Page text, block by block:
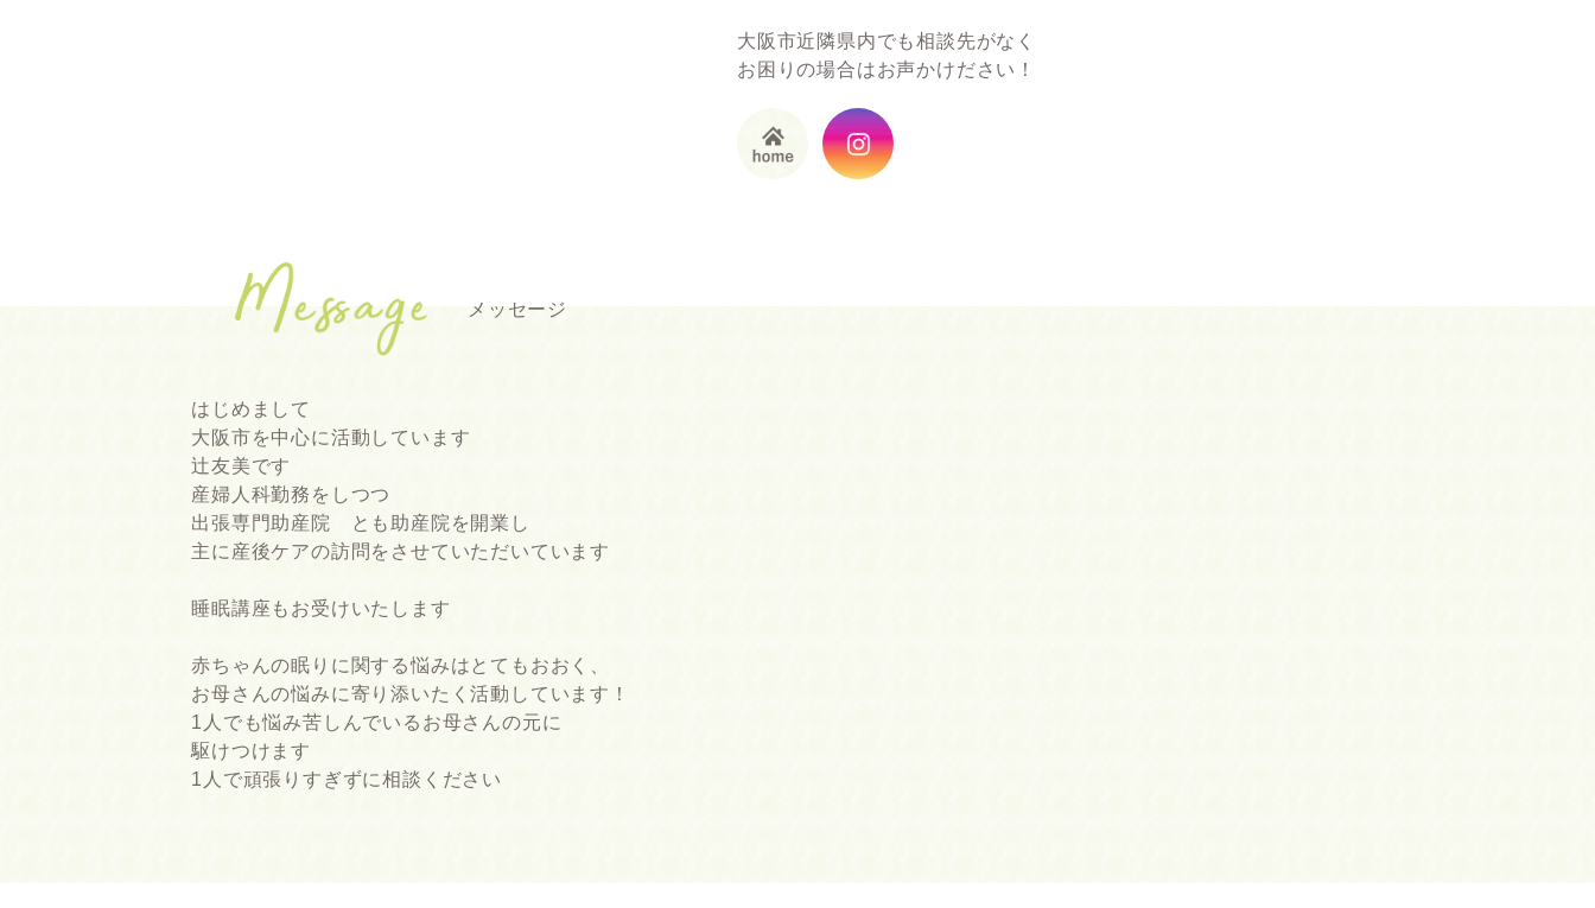
大阪市近隣県内でも相談先がなく
お困りの場合はお声かけださい！
メッセージ
はじめまして
大阪市を中心に活動しています
辻友美です
産婦人科勤務をしつつ
出張専門助産院 とも助産院を開業し
主に産後ケアの訪問をさせていただいています
睡眠講座もお受けいたします
赤ちゃんの眠りに関する悩みはとてもおおく、
お母さんの悩みに寄り添いたく活動しています！
1人でも悩み苦しんでいるお母さんの元に
駆けつけます
1人で頑張りすぎずに相談ください